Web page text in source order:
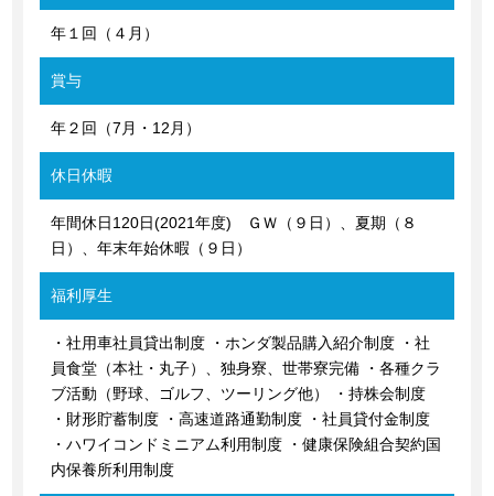
年１回（４月）
賞与
年２回（7月・12月）
休日休暇
年間休日120日(2021年度) ＧＷ（９日）、夏期（８
日）、年末年始休暇（９日）
福利厚生
・社用車社員貸出制度 ・ホンダ製品購入紹介制度 ・社
員食堂（本社・丸子）、独身寮、世帯寮完備 ・各種クラ
ブ活動（野球、ゴルフ、ツーリング他） ・持株会制度
・財形貯蓄制度 ・高速道路通勤制度 ・社員貸付金制度
・ハワイコンドミニアム利用制度 ・健康保険組合契約国
内保養所利用制度